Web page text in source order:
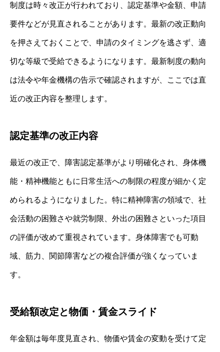
制度は時々改正が行われており、認定基準や金額、申請
要件などが見直されることがあります。最新の改正動向
を押さえておくことで、申請のタイミングを逃さず、適
切な等級で受給できるようになります。最新制度の動向
は法令や年金機構の告示で確認されますが、ここでは直
近の改正内容を整理します。
認定基準の改正内容
最近の改正で、障害認定基準がより明確化され、身体機
能・精神機能ともに日常生活への制限の程度が細かく定
められるようになりました。特に精神障害の領域で、社
会活動の困難さや就労制限、外出の困難さといった項目
の評価が改めて重視されています。身体障害でも可動
域、筋力、関節障害などの複合評価が強くなっていま
す。
受給額改定と物価・賃金スライド
年金額は毎年度見直され、物価や賃金の変動を受けて定